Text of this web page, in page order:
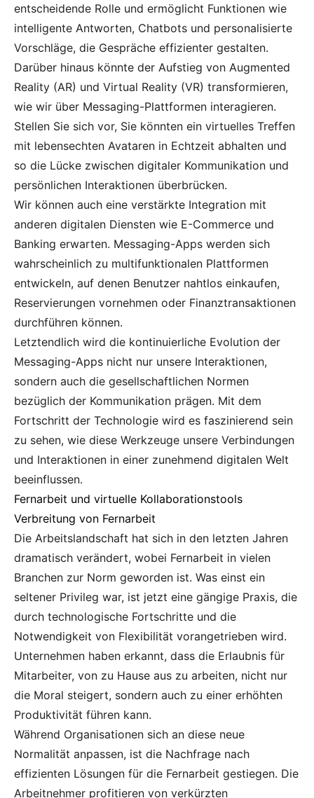
entscheidende Rolle und ermöglicht Funktionen wie
intelligente Antworten, Chatbots und personalisierte
Vorschläge, die Gespräche effizienter gestalten.
Darüber hinaus könnte der Aufstieg von Augmented
Reality (AR) und Virtual Reality (VR) transformieren,
wie wir über Messaging-Plattformen interagieren.
Stellen Sie sich vor, Sie könnten ein virtuelles Treffen
mit lebensechten Avataren in Echtzeit abhalten und
so die Lücke zwischen digitaler Kommunikation und
persönlichen Interaktionen überbrücken.
Wir können auch eine verstärkte Integration mit
anderen digitalen Diensten wie E-Commerce und
Banking erwarten. Messaging-Apps werden sich
wahrscheinlich zu multifunktionalen Plattformen
entwickeln, auf denen Benutzer nahtlos einkaufen,
Reservierungen vornehmen oder Finanztransaktionen
durchführen können.
Letztendlich wird die kontinuierliche Evolution der
Messaging-Apps nicht nur unsere Interaktionen,
sondern auch die gesellschaftlichen Normen
bezüglich der Kommunikation prägen. Mit dem
Fortschritt der Technologie wird es faszinierend sein
zu sehen, wie diese Werkzeuge unsere Verbindungen
und Interaktionen in einer zunehmend digitalen Welt
beeinflussen.
Fernarbeit und virtuelle Kollaborationstools
Verbreitung von Fernarbeit
Die Arbeitslandschaft hat sich in den letzten Jahren
dramatisch verändert, wobei Fernarbeit in vielen
Branchen zur Norm geworden ist. Was einst ein
seltener Privileg war, ist jetzt eine gängige Praxis, die
durch technologische Fortschritte und die
Notwendigkeit von Flexibilität vorangetrieben wird.
Unternehmen haben erkannt, dass die Erlaubnis für
Mitarbeiter, von zu Hause aus zu arbeiten, nicht nur
die Moral steigert, sondern auch zu einer erhöhten
Produktivität führen kann.
Während Organisationen sich an diese neue
Normalität anpassen, ist die Nachfrage nach
effizienten Lösungen für die Fernarbeit gestiegen. Die
Arbeitnehmer profitieren von verkürzten